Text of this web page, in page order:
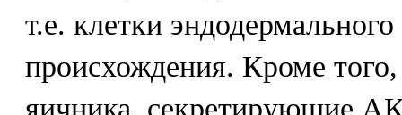
т.е. клетки
происхождения. Кроме
яичника, секретирующие